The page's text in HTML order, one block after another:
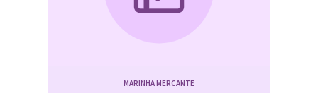
MARINHA MERCANTE